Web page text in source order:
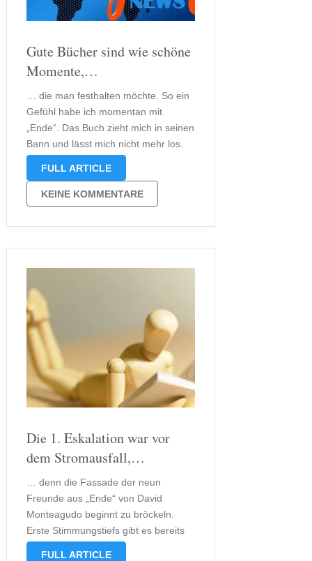
Gute Bücher sind wie schöne
Momente,…
… die man festhalten möchte. So ein
Gefühl habe ich momentan mit
„Ende“. Das Buch zieht mich in seinen
Bann und lässt mich nicht mehr los.
Ich freue mich praktisch jedes Mal,
schafft es, mich in eine Welt zu
entführen, …
FULL ARTICLE
KEINE KOMMENTARE
Die 1. Eskalation war vor
dem Stromausfall,…
… denn die Fassade der neun
Freunde aus „Ende“ von David
Monteagudo beginnt zu bröckeln.
Erste Stimmungstiefs gibt es bereits
bei der Ankunft, denn Ginés ist bereits
FULL ARTICLE